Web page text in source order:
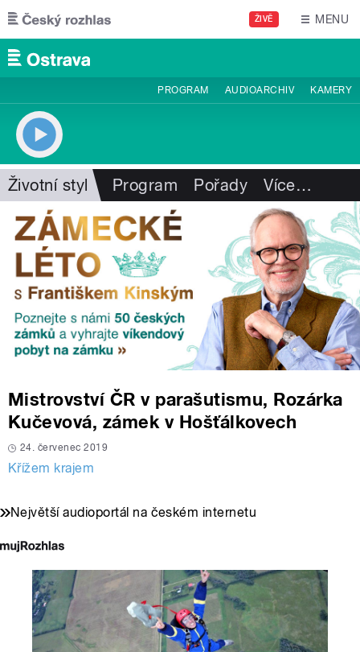
Přejít k hlavnímu obsahu
ŽIVĚ MENU
PROGRAM AUDIOARCHIV KAMERY
Životní styl Program Pořady Více…
Mistrovství ČR v parašutismu, Rozárka
Kučevová, zámek v Hošťálkovech
24. červenec 2019
Křížem krajem
Největší audioportál na českém internetu